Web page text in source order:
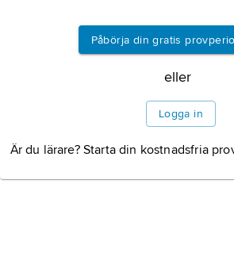
Påbörja din gratis
eller
Logga in
Är du lärare? Starta din kostnadsfria